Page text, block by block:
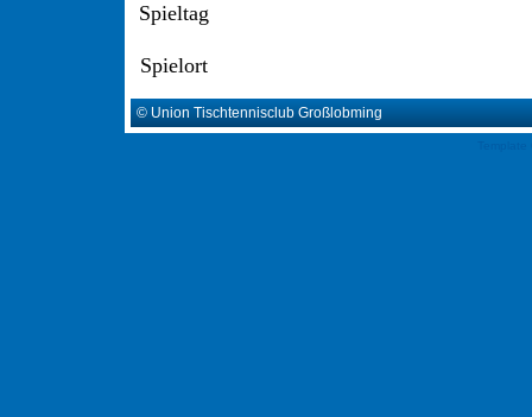
Spieltag
Spielort
© Union Tischtennisclub Großlobming